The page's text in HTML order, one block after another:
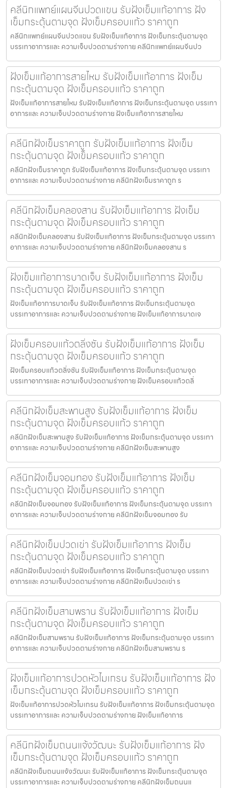
คลีนิกแพทย์แผนจีนปวดแขน รับฝังเข็มแก้อาการ ฝัง
เข็มกระตุ้นตามจุด ฝังเข็มครอบแก้ว ราคาถูก
คลีนิกแพทย์แผนจีนปวดแขน รับฝังเข็มแก้อาการ ฝังเข็มกระตุ้นตามจุด
บรรเทาอาการและ ความเจ็บปวดตามร่างกาย คลีนิกแพทย์แผนจีนปว
ฝังเข็มแก้อาการสายไหม รับฝังเข็มแก้อาการ ฝังเข็ม
กระตุ้นตามจุด ฝังเข็มครอบแก้ว ราคาถูก
ฝังเข็มแก้อาการสายไหม รับฝังเข็มแก้อาการ ฝังเข็มกระตุ้นตามจุด บรรเทา
อาการและ ความเจ็บปวดตามร่างกาย ฝังเข็มแก้อาการสายไหม
คลีนิกฝังเข็มราคาถูก รับฝังเข็มแก้อาการ ฝังเข็ม
กระตุ้นตามจุด ฝังเข็มครอบแก้ว ราคาถูก
คลีนิกฝังเข็มราคาถูก รับฝังเข็มแก้อาการ ฝังเข็มกระตุ้นตามจุด บรรเทา
อาการและ ความเจ็บปวดตามร่างกาย คลีนิกฝังเข็มราคาถูก ร
คลีนิกฝังเข็มคลองสาน รับฝังเข็มแก้อาการ ฝังเข็ม
กระตุ้นตามจุด ฝังเข็มครอบแก้ว ราคาถูก
คลีนิกฝังเข็มคลองสาน รับฝังเข็มแก้อาการ ฝังเข็มกระตุ้นตามจุด บรรเทา
อาการและ ความเจ็บปวดตามร่างกาย คลีนิกฝังเข็มคลองสาน ร
ฝังเข็มแก้อาการบาดเจ็บ รับฝังเข็มแก้อาการ ฝังเข็ม
กระตุ้นตามจุด ฝังเข็มครอบแก้ว ราคาถูก
ฝังเข็มแก้อาการบาดเจ็บ รับฝังเข็มแก้อาการ ฝังเข็มกระตุ้นตามจุด
บรรเทาอาการและ ความเจ็บปวดตามร่างกาย ฝังเข็มแก้อาการบาดเจ
ฝังเข็มครอบแก้วตลิ่งชัน รับฝังเข็มแก้อาการ ฝังเข็ม
กระตุ้นตามจุด ฝังเข็มครอบแก้ว ราคาถูก
ฝังเข็มครอบแก้วตลิ่งชัน รับฝังเข็มแก้อาการ ฝังเข็มกระตุ้นตามจุด
บรรเทาอาการและ ความเจ็บปวดตามร่างกาย ฝังเข็มครอบแก้วตลิ่
คลีนิกฝังเข็มสะพานสูง รับฝังเข็มแก้อาการ ฝังเข็ม
กระตุ้นตามจุด ฝังเข็มครอบแก้ว ราคาถูก
คลีนิกฝังเข็มสะพานสูง รับฝังเข็มแก้อาการ ฝังเข็มกระตุ้นตามจุด บรรเทา
อาการและ ความเจ็บปวดตามร่างกาย คลีนิกฝังเข็มสะพานสูง
คลีนิกฝังเข็มจอมทอง รับฝังเข็มแก้อาการ ฝังเข็ม
กระตุ้นตามจุด ฝังเข็มครอบแก้ว ราคาถูก
คลีนิกฝังเข็มจอมทอง รับฝังเข็มแก้อาการ ฝังเข็มกระตุ้นตามจุด บรรเทา
อาการและ ความเจ็บปวดตามร่างกาย คลีนิกฝังเข็มจอมทอง รับ
คลีนิกฝังเข็มปวดเข่า รับฝังเข็มแก้อาการ ฝังเข็ม
กระตุ้นตามจุด ฝังเข็มครอบแก้ว ราคาถูก
คลีนิกฝังเข็มปวดเข่า รับฝังเข็มแก้อาการ ฝังเข็มกระตุ้นตามจุด บรรเทา
อาการและ ความเจ็บปวดตามร่างกาย คลีนิกฝังเข็มปวดเข่า ร
คลีนิกฝังเข็มสามพราน รับฝังเข็มแก้อาการ ฝังเข็ม
กระตุ้นตามจุด ฝังเข็มครอบแก้ว ราคาถูก
คลีนิกฝังเข็มสามพราน รับฝังเข็มแก้อาการ ฝังเข็มกระตุ้นตามจุด บรรเทา
อาการและ ความเจ็บปวดตามร่างกาย คลีนิกฝังเข็มสามพราน ร
ฝังเข็มแก้อาการปวดหัวไมเกรน รับฝังเข็มแก้อาการ ฝัง
เข็มกระตุ้นตามจุด ฝังเข็มครอบแก้ว ราคาถูก
ฝังเข็มแก้อาการปวดหัวไมเกรน รับฝังเข็มแก้อาการ ฝังเข็มกระตุ้นตามจุด
บรรเทาอาการและ ความเจ็บปวดตามร่างกาย ฝังเข็มแก้อาการ
คลีนิกฝังเข็มถนนแจ้งวัฒนะ รับฝังเข็มแก้อาการ ฝัง
เข็มกระตุ้นตามจุด ฝังเข็มครอบแก้ว ราคาถูก
คลีนิกฝังเข็มถนนแจ้งวัฒนะ รับฝังเข็มแก้อาการ ฝังเข็มกระตุ้นตามจุด
บรรเทาอาการและ ความเจ็บปวดตามร่างกาย คลีนิกฝังเข็มถนนแ